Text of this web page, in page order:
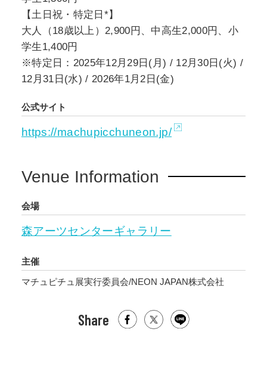
【土日祝・特定日*】
大人（18歳以上）2,900円、中高生2,000円、小
学生1,400円
※特定日：2025年12月29日(月) / 12月30日(火) /
12月31日(水) / 2026年1月2日(金)
公式サイト
https://machupicchuneon.jp/
Venue Information
会場
森アーツセンターギャラリー
主催
マチュピチュ展実行委員会/NEON JAPAN株式会社
Share